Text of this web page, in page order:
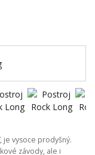
vysoce prodyšný.
závody, ale i